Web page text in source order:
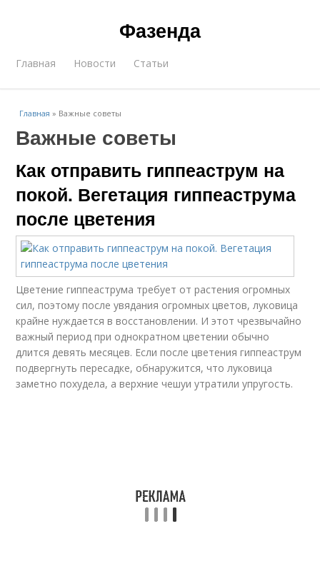
Фазенда
Главная Новости Статьи
Главная » Важные советы
Важные советы
Как отправить гиппеаструм на
покой. Вегетация гиппеаструма
после цветения
Цветение гиппеаструма требует от растения огромных
сил, поэтому после увядания огромных цветов, луковица
крайне нуждается в восстановлении. И этот чрезвычайно
важный период при однократном цветении обычно
длится девять месяцев. Если после цветения гиппеаструм
подвергнуть пересадке, обнаружится, что луковица
заметно похудела, а верхние чешуи утратили упругость.